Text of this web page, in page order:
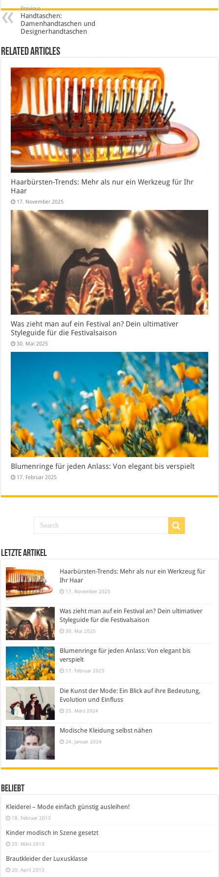
Previous
Handtaschen:
Damenhandtaschen und
Designerhandtaschen
Related Articles
Haarbürsten-Trends: Mehr als nur ein Werkzeug für Ihr
Haar
17. November 2025
Was zieht man auf ein Festival an? Dein ultimativer
Styleguide für die Festivalsaison
30. Mai 2025
Blumenringe für jeden Anlass: Von elegant bis verspielt
17. Februar 2025
Letzte Artikel
Haarbürsten-Trends: Mehr als nur ein Werkzeug für
Ihr Haar
17. November 2025
Was zieht man auf ein Festival an? Dein ultimativer
Styleguide für die Festivalsaison
30. Mai 2025
Blumenringe für jeden Anlass: Von elegant bis
verspielt
17. Februar 2025
Die Kunst der Mode: Ein Blick auf ihre Bedeutung,
Evolution und Einfluss
25. März 2024
Modische Kleidung selbst nähen
24. Januar 2024
Beliebt
Kleiderei – Mode einfach günstig ausleihen!
18. Februar 2013
Kinder modisch in Szene gesetzt
20. März 2013
Brautkleider der Luxusklasse
20. April 2013